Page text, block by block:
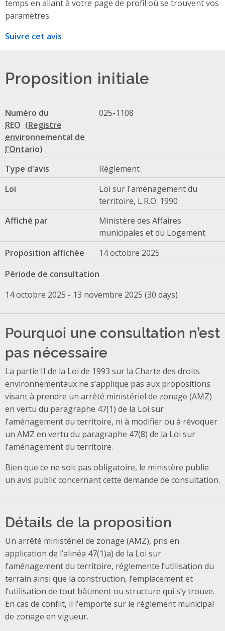
temps en allant à votre page de profil où se trouvent vos
paramètres.
Suivre cet avis
Proposition initiale
Numéro du
REO
025-1108
Type d'avis
Règlement
Loi
Loi sur l'aménagement du
territoire, L.R.O. 1990
Affiché par
Ministère des Affaires
municipales et du Logement
Proposition affichée
14 octobre 2025
Période de consultation
14 octobre 2025 - 13 novembre 2025 (30 days)
Pourquoi une consultation n’est
pas nécessaire
La partie II de la Loi de 1993 sur la Charte des droits
environnementaux ne s’applique pas aux propositions
visant à prendre un arrêté ministériel de zonage (AMZ)
en vertu du paragraphe 47(1) de la Loi sur
l’aménagement du territoire, ni à modifier ou à révoquer
un AMZ en vertu du paragraphe 47(8) de la Loi sur
l’aménagement du territoire.
Bien que ce ne soit pas obligatoire, le ministère publie
un avis public concernant cette demande de consultation.
Détails de la proposition
Un arrêté ministériel de zonage (AMZ), pris en
application de l’alinéa 47(1)a) de la Loi sur
l’aménagement du territoire, réglemente l’utilisation du
terrain ainsi que la construction, l’emplacement et
l’utilisation de tout bâtiment ou structure qui s’y trouve.
En cas de conflit, il l'emporte sur le règlement municipal
de zonage en vigueur.